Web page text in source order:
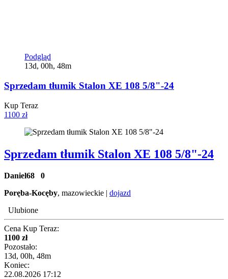
Podgląd
13d, 00h, 48m
Sprzedam tłumik Stalon XE 108 5/8"-24
Kup Teraz
1100 zł
Sprzedam tłumik Stalon XE 108 5/8"-24
Daniel68 0
Poręba-Kocęby, mazowieckie | dojazd
Ulubione
Cena Kup Teraz:
1100 zł
Pozostało:
13d, 00h, 48m
Koniec:
22.08.2026 17:12